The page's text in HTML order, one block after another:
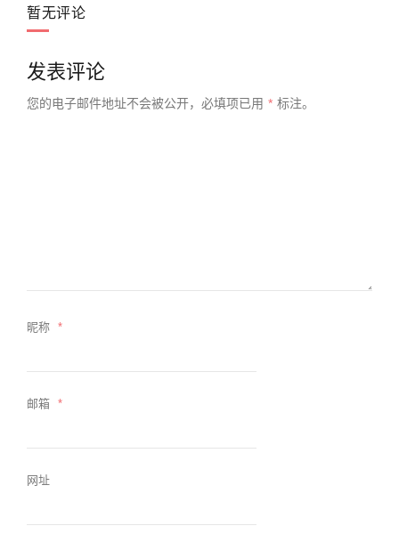
暂无评论
发表评论
您的电子邮件地址不会被公开， 必填项已用 * 标注。
昵称 *
邮箱 *
网址